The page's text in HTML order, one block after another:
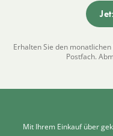
Erhalten Sie den
Postfach.
Mit Ihrem Einkauf über